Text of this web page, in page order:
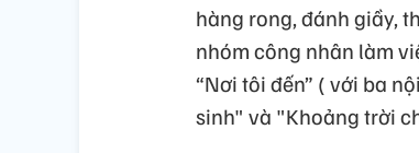
hàng rong, đánh giầy,
nhóm công nhân làm
“Nơi tôi đến” ( với ba
sinh" và "Khoảng trời